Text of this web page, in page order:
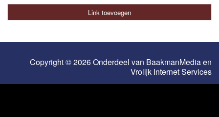
Link toevoegen
Copyright © 2026 Onderdeel van BaakmanMediaen
Vrolijk Internet Services